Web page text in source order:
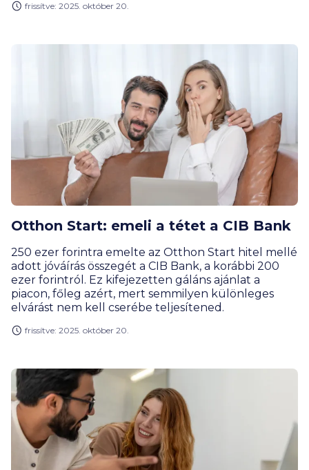
érdemes belevágni – és nem csak a jegybanki
frissítve: 2025. október 20.
Otthon Start: emeli a tétet a CIB Bank
250 ezer forintra emelte az Otthon Start hitel mellé
adott jóváírás összegét a CIB Bank, a korábbi 200
ezer forintról. Ez kifejezetten gáláns ajánlat a
piacon, főleg azért, mert semmilyen különleges
elvárást nem kell cserébe teljesítened.
frissítve: 2025. október 20.